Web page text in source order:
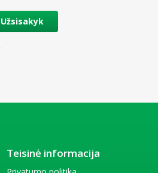
Užsisakyk
Teisinė informacija